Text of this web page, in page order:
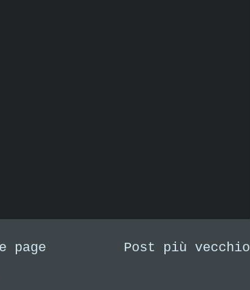
Post più vecchio
page